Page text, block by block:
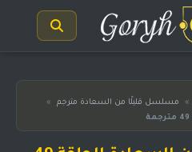
» مسلسل قليلًا من السعادة مترجم
»